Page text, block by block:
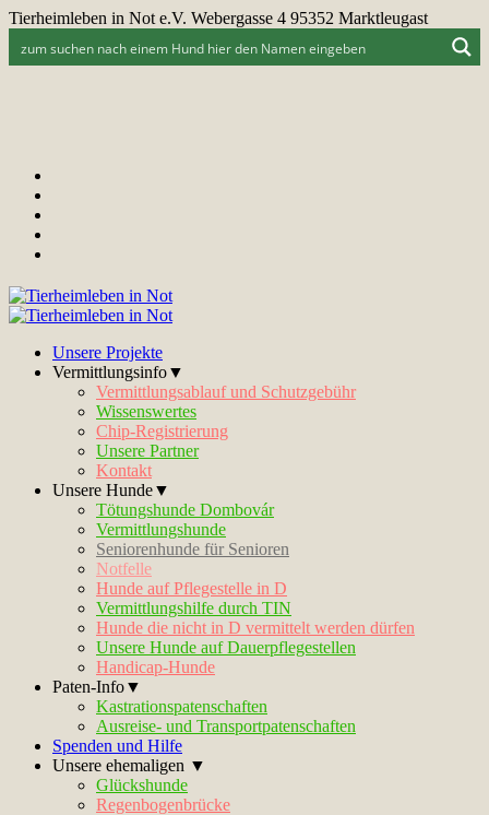
Tierheimleben in Not e.V. Webergasse 4 95352 Marktleugast
Unsere Projekte
Vermittlungsinfo▼
Vermittlungsablauf und Schutzgebühr
Wissenswertes
Chip-Registrierung
Unsere Partner
Kontakt
Unsere Hunde▼
Tötungshunde Dombovár
Vermittlungshunde
Seniorenhunde für Senioren
Notfelle
Hunde auf Pflegestelle in D
Vermittlungshilfe durch TIN
Hunde die nicht in D vermittelt werden dürfen
Unsere Hunde auf Dauerpflegestellen
Handicap-Hunde
Paten-Info▼
Kastrationspatenschaften
Ausreise- und Transportpatenschaften
Spenden und Hilfe
Unsere ehemaligen ▼
Glückshunde
Regenbogenbrücke